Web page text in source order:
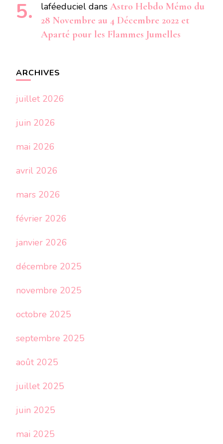
laféeduciel dans Astro Hebdo Mémo du
28 Novembre au 4 Décembre 2022 et
Aparté pour les Flammes Jumelles
ARCHIVES
juillet 2026
juin 2026
mai 2026
avril 2026
mars 2026
février 2026
janvier 2026
décembre 2025
novembre 2025
octobre 2025
septembre 2025
août 2025
juillet 2025
juin 2025
mai 2025